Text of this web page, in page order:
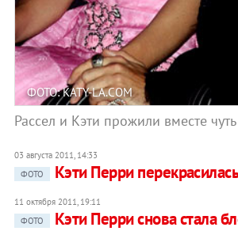
ФОТО: KATY-LA.COM
Рассел и Кэти прожили вместе
03 августа 2011, 14:33
ФОТО
Кэти Перри
11 октября 2011, 19:11
ФОТО
Кэти Перри снова стала